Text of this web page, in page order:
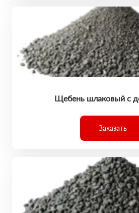
Щебень шлаковый с
Заказать